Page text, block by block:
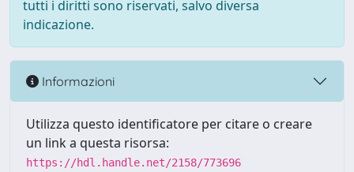
tutti i diritti sono riservati, salvo diversa
indicazione.
Informazioni
Utilizza questo identificatore per citare o creare
un link a questa risorsa:
https://hdl.handle.net/2158/773696